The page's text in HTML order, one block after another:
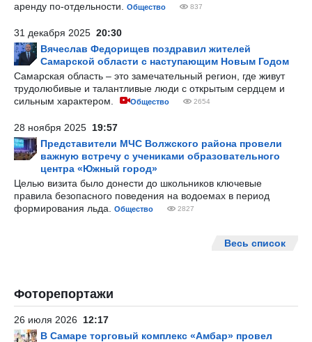
аренду по-отдельности.
Общество 837
31 декабря 2025 20:30
Вячеслав Федорищев поздравил жителей
Самарской области с наступающим Новым Годом
Самарская область – это замечательный регион, где живут
трудолюбивые и талантливые люди с открытым сердцем и
сильным характером.
Общество 2654
28 ноября 2025 19:57
Представители МЧС Волжского района провели
важную встречу с учениками образовательного
центра «Южный город»
Целью визита было донести до школьников ключевые
правила безопасного поведения на водоемах в период
формирования льда.
Общество 2827
Весь список
Фоторепортажи
26 июля 2026 12:17
В Самаре торговый комплекс «Амбар» провел